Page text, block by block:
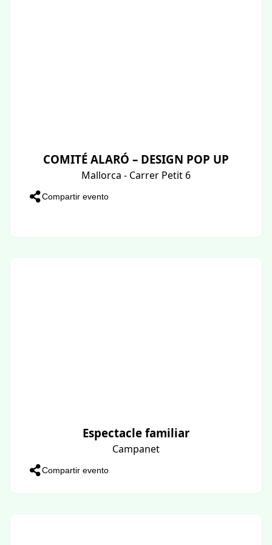
COMITÉ ALARÓ – DESIGN POP UP
Mallorca - Carrer Petit 6
Compartir evento
Espectacle familiar
Campanet
Compartir evento